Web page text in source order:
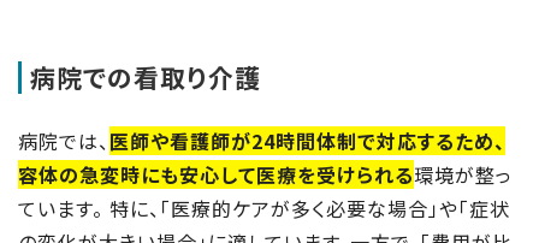
病院での看取り介護
病院では、医師や看護師が24時間体制で対応するため、
容体の急変時にも安心して医療を受けられる環境が整っ
ています。 特に、「医療的ケアが多く必要な場合」や「症状